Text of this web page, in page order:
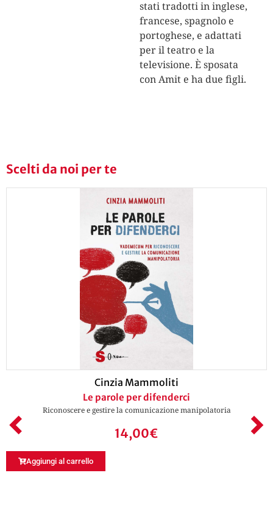
stati tradotti in inglese,
francese, spagnolo e
portoghese, e adattati
per il teatro e la
televisione. È sposata
con Amit e ha due figli.
Scelti da noi per te
Cinzia Mammoliti
Le parole per difenderci
Riconoscere e gestire la comunicazione manipolatoria
14,00€
Aggiungi al carrello